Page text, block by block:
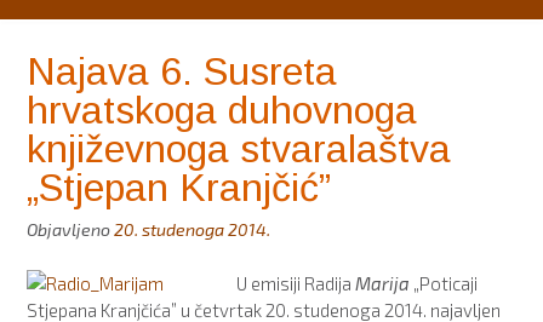
Najava 6. Susreta
hrvatskoga duhovnoga
književnoga stvaralaštva
„Stjepan Kranjčić”
Objavljeno20. studenoga 2014.
U emisiji Radija Marija „Poticaji
Stjepana Kranjčića” u četvrtak 20. studenoga 2014. najavljen